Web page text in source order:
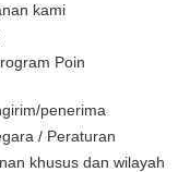
kami
Poin
penerima
/ Peraturan
khusus dan wilayah